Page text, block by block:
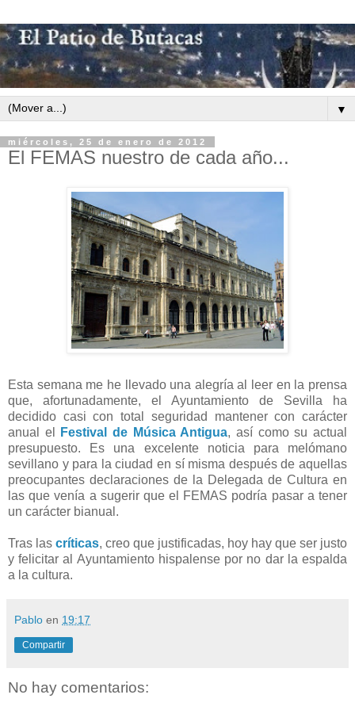
▼
miércoles, 25 de enero de 2012
El FEMAS nuestro de cada año...
Esta semana me he llevado una alegría al leer en la prensa
que, afortunadamente, el Ayuntamiento de Sevilla ha
decidido casi con total seguridad mantener con carácter
anual el
Festival de Música Antigua, así como su actual
presupuesto. Es una excelente noticia para melómano
sevillano y para la ciudad en sí misma después de aquellas
preocupantes declaraciones de la Delegada de Cultura en
las que venía a sugerir que el FEMAS podría pasar a tener
un carácter bianual.
Tras las críticas, creo que justificadas, hoy hay que ser justo
y felicitar al Ayuntamiento hispalense por no dar la espalda
a la cultura.
Pablo en 19:17
Compartir
No hay comentarios: